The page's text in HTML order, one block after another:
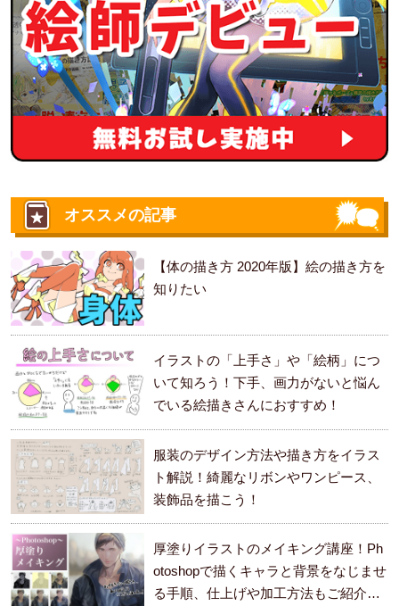
オススメの記事
【体の描き方 2020年版】絵の描き方を
知りたい
イラストの「上手さ」や「絵柄」につ
いて知ろう！下手、画力がないと悩ん
でいる絵描きさんにおすすめ！
服装のデザイン方法や描き方をイラス
ト解説！綺麗なリボンやワンピース、
装飾品を描こう！
厚塗りイラストのメイキング講座！Ph
otoshopで描くキャラと背景をなじませ
る手順、仕上げや加工方法もご紹介し